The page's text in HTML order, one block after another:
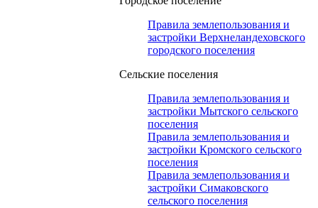
Правила землепользования и
застройки Верхнеландеховского
городского поселения
Сельские поселения
Правила землепользования и
застройки Мытского сельского
поселения
Правила землепользования и
застройки Кромского сельского
поселения
Правила землепользования и
застройки Симаковского
сельского поселения